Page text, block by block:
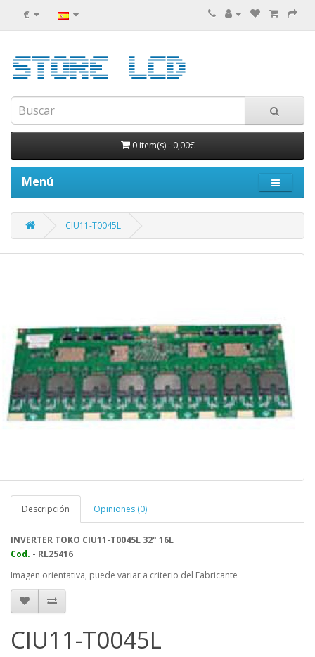
€
0 item(s)- 0,00€
Menú
CIU11-T0045L
Descripción Opiniones (0)
INVERTER TOKO CIU11-T0045L 32" 16L
Cod. - RL25416
Imagen orientativa, puede variar a criterio del Fabricante
CIU11-T0045L